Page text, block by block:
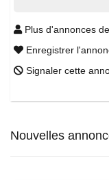
Plus d'annonces
Enregistrer
Signaler cette
Nouvelles